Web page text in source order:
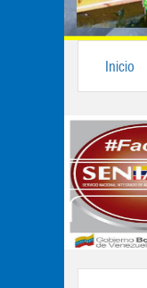
Inicio